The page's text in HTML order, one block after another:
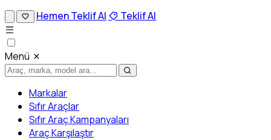
Hemen Teklif Al Teklif Al
Menü
Markalar
Sıfır Araçlar
Sıfır Araç Kampanyaları
Araç Karşılaştır